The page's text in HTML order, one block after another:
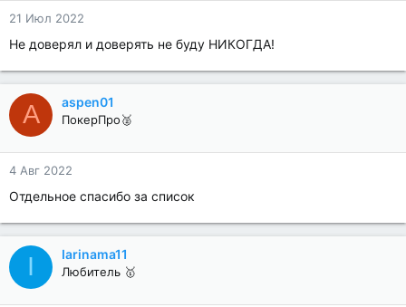
21 Июл 2022
Не доверял и доверять не буду НИКОГДА!
A aspen01
ПокерПро🥈
4 Авг 2022
Отдельное спасибо за список
I Iarinama11
Любитель 🥇